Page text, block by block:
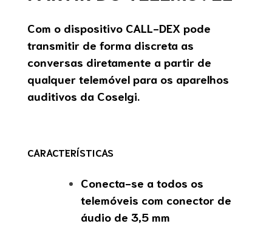
Com o dispositivo CALL-DEX pode
transmitir de forma discreta as
conversas diretamente a partir de
qualquer telemóvel para os aparelhos
auditivos da Coselgi.
CARACTERÍSTICAS
Conecta-se a todos os
telemóveis com conector de
áudio de 3,5 mm